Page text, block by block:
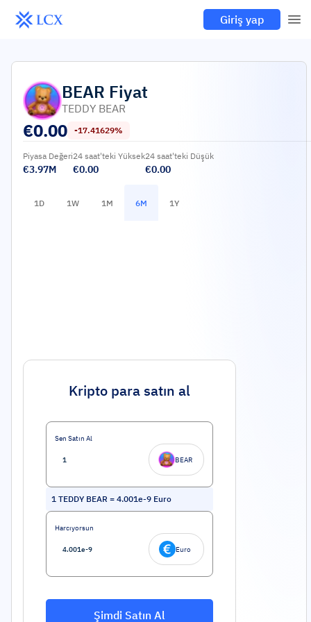
Giriş yap
BEAR Fiyat
TEDDY BEAR
€0.00 -17.41629%
Piyasa Değeri
€3.97M
24 saat'teki Yüksek
€0.00
24 saat'teki Düşük
€0.00
1D 1W 1M 6M 1Y
Kripto para satın al
Sen Satın Al
BEAR
1 TEDDY BEAR = 4.001e-9 Euro
Harcıyorsun
Euro
Şimdi Satın Al